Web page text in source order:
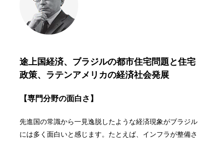
途上国経済、ブラジルの都市住宅問題と住宅
政策、ラテンアメリカの経済社会発展
【専門分野の面白さ】
先進国の常識から一見逸脱したような経済現象がブラジル
には多く面白いと感じます。たとえば、インフラが整備さ